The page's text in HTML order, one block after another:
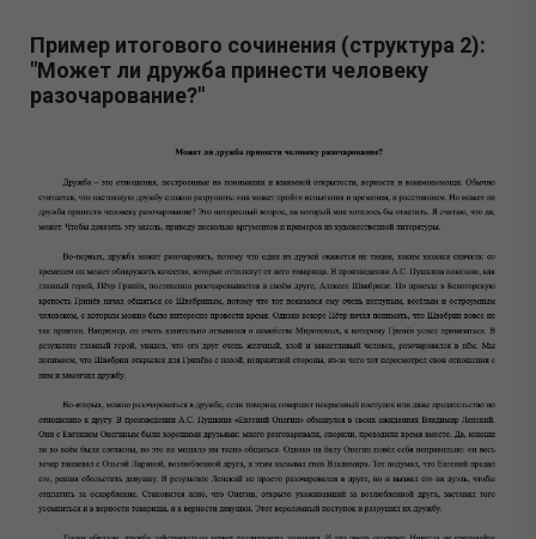
Пример итогового сочинения (структура 2):
"Может ли дружба принести человеку
разочарование?"